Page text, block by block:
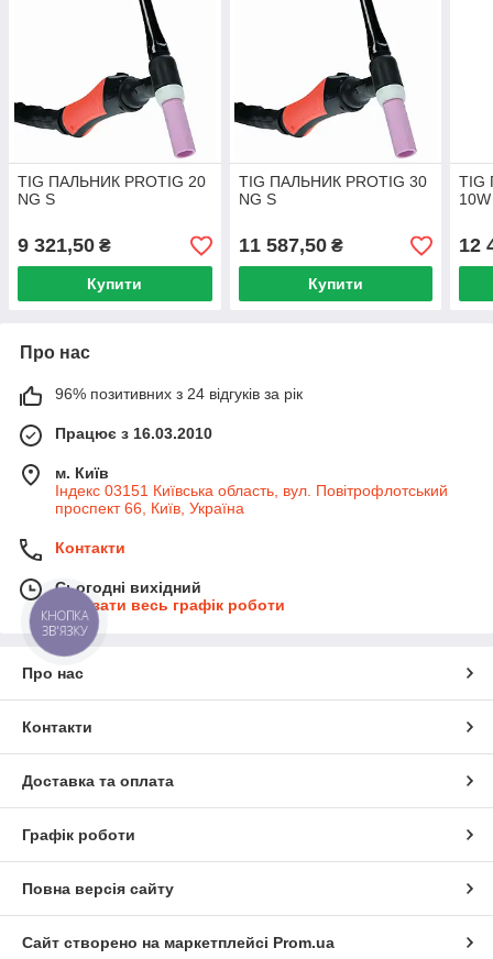
TIG ПАЛЬНИК PROTIG 20
NG S
9 321,50 ₴
Купити
TIG ПАЛЬНИК PROTIG 30
NG S
11 587,50₴
Купити
TIG
12
Про нас
96% позитивних з 24 відгуків за рік
Працює з 16.03.2010
м. Київ
Індекс 03151 Київська область, вул. Повітрофлотський
проспект 66, Київ, Україна
Контакти
Сьогодні вихідний
Показати весь графік роботи
Про нас
Контакти
Доставка та оплата
Графік роботи
Повна версія сайту
Сайт створено на маркетплейсі Prom.ua
КНОПКА
ЗВ'ЯЗКУ